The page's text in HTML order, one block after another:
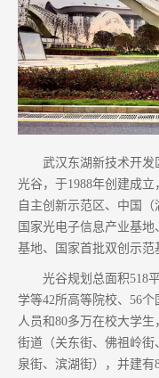
武汉东湖新技术开
光谷，于1988年创建成
自主创新示范区、中国
国家光电子信息产业基
基地、国家首批双创示范
光谷规划总面积518
学等42所高等院校、56
人员和80多万在校大学
街道（关东街、佛祖岭
泉街、滨湖街），并建